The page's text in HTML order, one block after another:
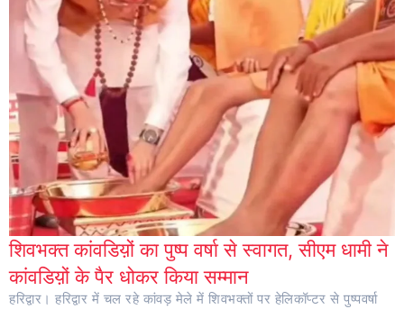
शिवभक्त कांवडिय़ों का पुष्प वर्षा से स्वागत, सीएम धामी ने
कांवडिय़ों के पैर धोकर किया सम्मान
हरिद्वार। हरिद्वार में चल रहे कांवड़ मेले में शिवभक्तों पर हेलिकॉप्टर से पुष्पवर्षा